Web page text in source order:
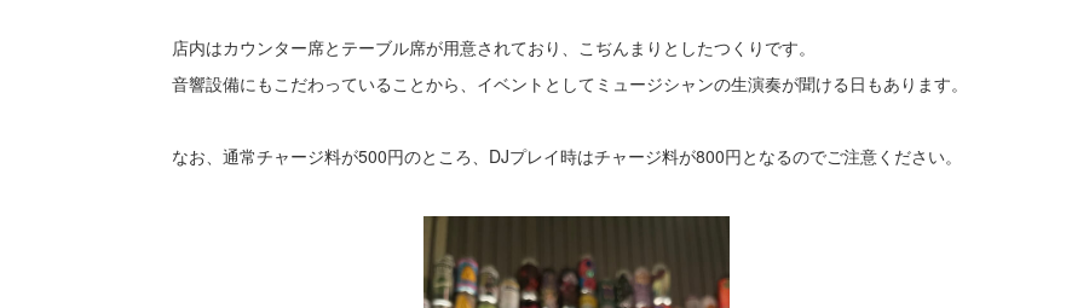
店内はカウンター席とテーブル席が用意されており、こぢんまりとしたつくりです。
音響設備にもこだわっていることから、イベントとしてミュージシャンの生演奏が聞ける日もあります。
なお、通常チャージ料が500円のところ、DJプレイ時はチャージ料が800円となるのでご注意ください。